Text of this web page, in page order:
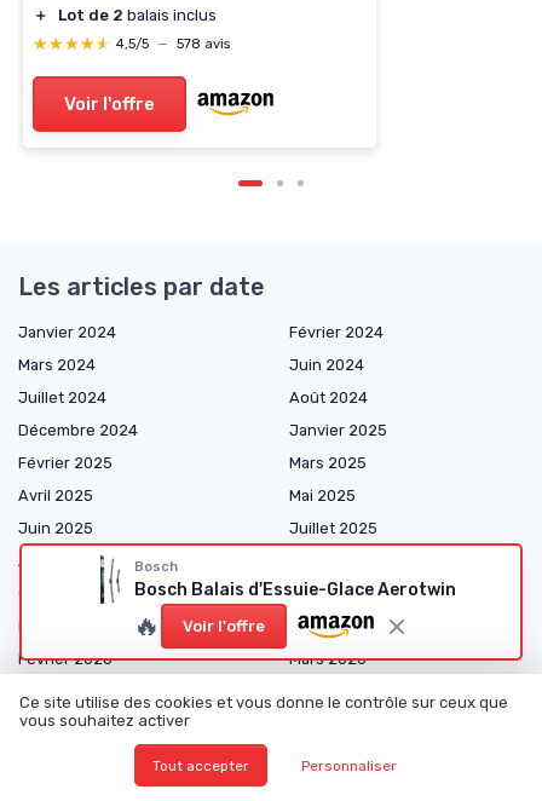
＋
Lot de 2 balais inclus
★★★★★
★★★★★ 4,5/5 — 578 avis
Voir l'offre
Bosch
Bosch Balais d'Essuie-Glace Aerotwin
🔥 Voir l'offre
Les articles par date
Janvier 2024
Février 2024
Mars 2024
Juin 2024
Juillet 2024
Août 2024
Décembre 2024
Janvier 2025
Février 2025
Mars 2025
Avril 2025
Mai 2025
Juin 2025
Juillet 2025
Août 2025
Octobre 2025
Novembre 2025
Décembre 2025
Janvier 2026
Février 2026
Mars 2026
Juin 2026
Ce site utilise des cookies et vous donne le contrôle sur ceux que
vous souhaitez activer
Tout accepter Personnaliser